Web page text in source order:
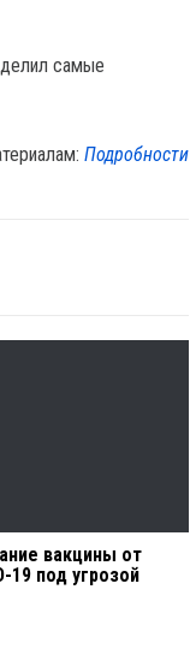
самые
Подробности
вакцины от
19 под угрозой